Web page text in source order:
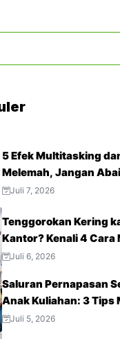
5 Efek Multitasking
Melemah, Jangan
Juli 7, 2026
Tenggorokan Kering
Kantor? Kenali 4
Juli 6, 2026
Saluran Pernapasan
Anak Kuliahan: 3 Tips
Tetap Optimal di
Juli 5, 2026